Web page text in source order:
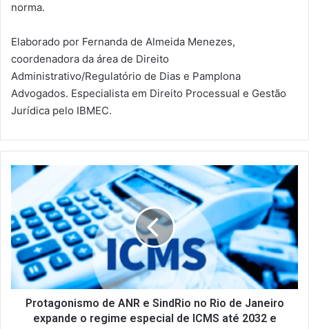
norma.
Elaborado por Fernanda de Almeida Menezes,
coordenadora da área de Direito
Administrativo/Regulatório de Dias e Pamplona
Advogados. Especialista em Direito Processual e Gestão
Jurídica pelo IBMEC.
P
t
a
g
o
n
i
Protagonismo de ANR e SindRio no Rio de Janeiro
expande o regime especial de ICMS até 2032 e